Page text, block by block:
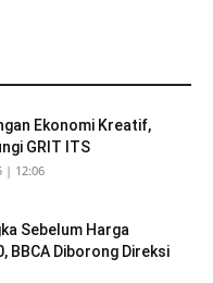
Ekonomi Kreatif,
GRIT ITS
| 12:06
Sebelum Harga
BBCA Diborong Direksi